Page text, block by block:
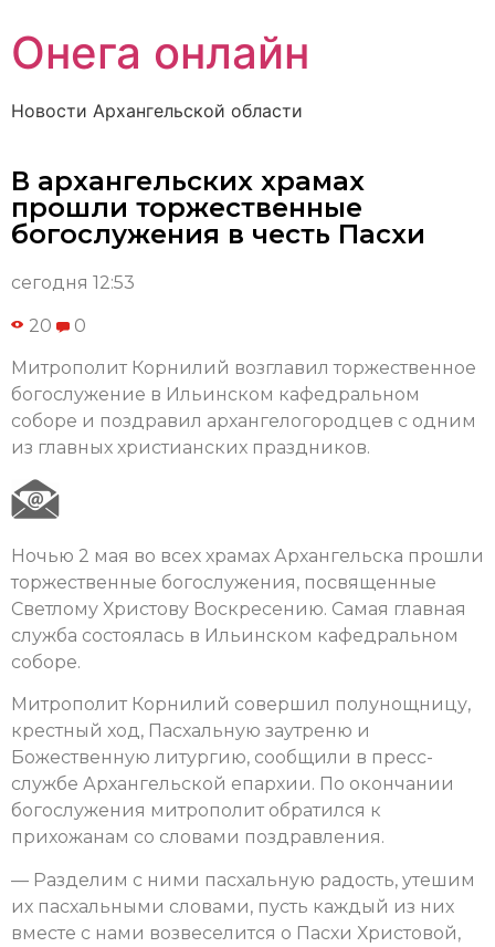
Онега онлайн
Новости Архангельской области
В архангельских храмах
прошли торжественные
богослужения в честь Пасхи
сегодня 12:53
20 0
Митрополит Корнилий возглавил торжественное
богослужение в Ильинском кафедральном
соборе и поздравил архангелогородцев с одним
из главных христианских праздников.
Ночью 2 мая во всех храмах Архангельска прошли
торжественные богослужения, посвященные
Светлому Христову Воскресению. Самая главная
служба состоялась в Ильинском кафедральном
соборе.
Митрополит Корнилий совершил полунощницу,
крестный ход, Пасхальную заутреню и
Божественную литургию, сообщили в пресс-
службе Архангельской епархии. По окончании
богослужения митрополит обратился к
прихожанам со словами поздравления.
— Разделим с ними пасхальную радость, утешим
их пасхальными словами, пусть каждый из них
вместе с нами возвеселится о Пасхи Христовой,